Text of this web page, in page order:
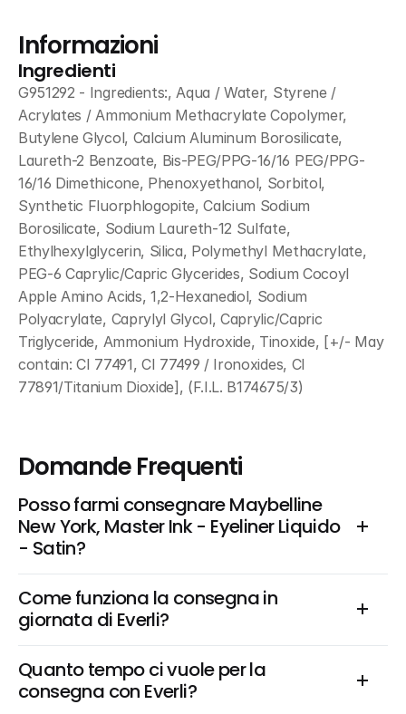
Informazioni
Ingredienti
G951292 - Ingredients:, Aqua / Water, Styrene /
Acrylates / Ammonium Methacrylate Copolymer,
Butylene Glycol, Calcium Aluminum Borosilicate,
Laureth-2 Benzoate, Bis-PEG/PPG-16/16 PEG/PPG-
16/16 Dimethicone, Phenoxyethanol, Sorbitol,
Synthetic Fluorphlogopite, Calcium Sodium
Borosilicate, Sodium Laureth-12 Sulfate,
Ethylhexylglycerin, Silica, Polymethyl Methacrylate,
PEG-6 Caprylic/Capric Glycerides, Sodium Cocoyl
Apple Amino Acids, 1,2-Hexanediol, Sodium
Polyacrylate, Caprylyl Glycol, Caprylic/Capric
Triglyceride, Ammonium Hydroxide, Tinoxide, [+/- May
contain: CI 77491, CI 77499 / Ironoxides, CI
77891/Titanium Dioxide], (F.I.L. B174675/3)
Domande Frequenti
Posso farmi consegnare Maybelline
New York, Master Ink - Eyeliner Liquido
- Satin?
Come funziona la consegna in
giornata di Everli?
Quanto tempo ci vuole per la
consegna con Everli?